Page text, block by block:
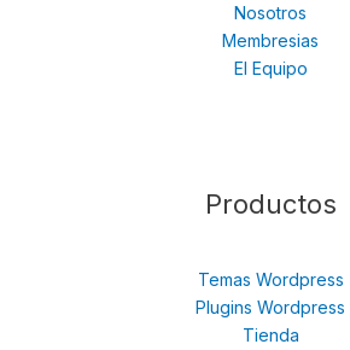
Nosotros
Membresias
El Equipo
Productos
Temas Wordpress
Plugins Wordpress
Tienda